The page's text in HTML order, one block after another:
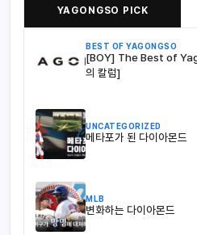
YAGONGSO PICK
BEST OF YAGONGSO
[BOY] The Best of
의 칼럼]
UNCATEGORIZED
메타포가 된 다이아몬드
MLB
변화하는 다이아몬드